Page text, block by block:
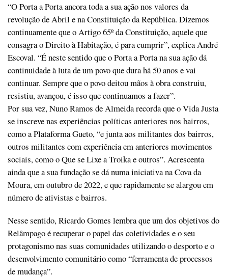
“O Porta a Porta ancora toda a sua ação nos valores da
revolução de Abril e na Constituição da República. Dizemos
continuamente que o Artigo 65º da Constituição, aquele que
consagra o Direito à Habitação, é para cumprir”, explica André
Escoval. “É neste sentido que o Porta a Porta na sua ação dá
continuidade à luta de um povo que dura há 50 anos e vai
continuar. Sempre que o povo deitou mãos à obra construiu,
resistiu, avançou, é isso que continuamos a fazer”.
Por sua vez, Nuno Ramos de Almeida recorda que o Vida Justa
se inscreve nas experiências políticas anteriores nos bairros,
como a Plataforma Gueto, “e junta aos militantes dos bairros,
outros militantes com experiência em anteriores movimentos
sociais, como o Que se Lixe a Troika e outros”. Acrescenta
ainda que a sua fundação se dá numa iniciativa na Cova da
Moura, em outubro de 2022, e que rapidamente se alargou em
número de ativistas e bairros.
Nesse sentido, Ricardo Gomes lembra que um dos objetivos do
Relâmpago é recuperar o papel das coletividades e o seu
protagonismo nas suas comunidades utilizando o desporto e o
desenvolvimento comunitário como “ferramenta de processos
de mudança”.